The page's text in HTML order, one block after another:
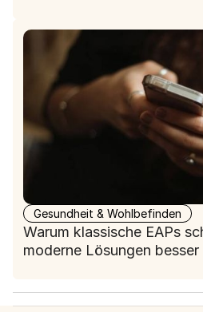
Gesundheit & Wohlbefinden
Warum klassische EAPs
moderne Lösungen besser